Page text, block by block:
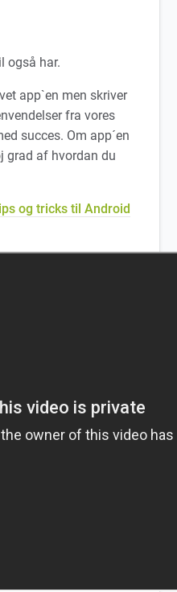
også har.
app`en men skriver
fra vores
succes. Om app´en
grad af hvordan du
og tricks til Android